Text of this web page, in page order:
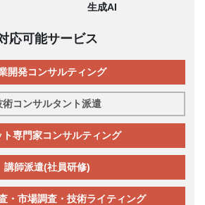
生成AI
応可能サービス
開発コンサルティング
術コンサルタント派遣
ト専門家コンサルティング
講師派遣(社員研修)
・市場調査・技術ライティング